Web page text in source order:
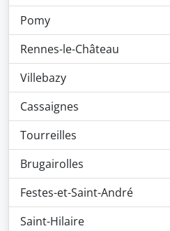
Pomy
Rennes-le-Château
Villebazy
Cassaignes
Tourreilles
Brugairolles
Festes-et-Saint-André
Saint-Hilaire